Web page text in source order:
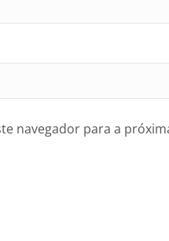
navegador para a